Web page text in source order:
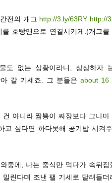
전의 개그 http://3.ly/63RY http://
호빵맨으로 연결시키게.(개그
도 없는 상황이라니, 상상하자
갈 기세죠. 그 분들은about 16
아니라 짬뽕이 짜장보다 그나마
고 싶다면 하다못해 공기밥 시켜
중에, 나는 중식만 먹다가 속뒤
밀린다며 조낸 팰 기세로 달려들